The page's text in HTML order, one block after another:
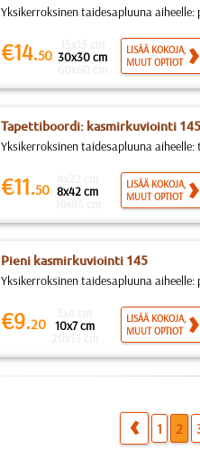
Yksikerroksinen taidesapluuna
€14.50 30x30 cm
LISÄÄ KOKOJA,
MUUT OPTIOT
Tapettiboordi: kasmirkuviointi 145
Yksikerroksinen taidesapluuna
€11.50 8x42 cm
LISÄÄ KOKOJA,
MUUT OPTIOT
Pieni kasmirkuviointi 145
Yksikerroksinen taidesapluuna
€9.20 10x7 cm
LISÄÄ KOKOJA,
MUUT OPTIOT
1 2